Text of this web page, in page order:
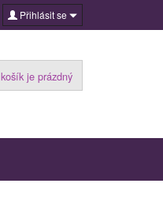
Přihlásit se
košík je prázdný